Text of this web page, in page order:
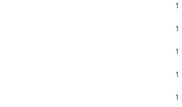
1
1
1
1
1